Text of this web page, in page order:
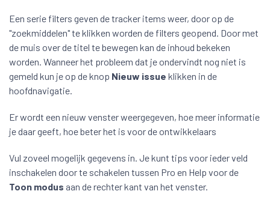
Een serie filters geven de tracker items weer, door op de
"zoekmiddelen" te klikken worden de filters geopend. Door met
de muis over de titel te bewegen kan de inhoud bekeken
worden. Wanneer het probleem dat je ondervindt nog niet is
gemeld kun je op de knop Nieuw issue klikken in de
hoofdnavigatie.
Er wordt een nieuw venster weergegeven, hoe meer informatie
je daar geeft, hoe beter het is voor de ontwikkelaars
Vul zoveel mogelijk gegevens in. Je kunt tips voor ieder veld
inschakelen door te schakelen tussen Pro en Help voor de
Toon modus aan de rechter kant van het venster.